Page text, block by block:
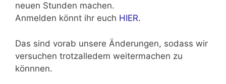
neuen Stunden machen.
Anmelden könnt ihr euch HIER.
Das sind vorab unsere Änderungen, sodass wir
versuchen trotzalledem weitermachen zu
könnnen.